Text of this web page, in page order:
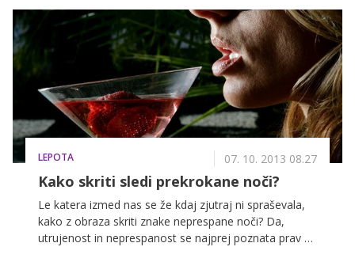
najbolj pomaga predirljiv in globok pogled, pri čemer
naj bi bile oči videti kar se da velike. No, ker pa vsaki
mati narava ni podarila tako opaznega čutila za vid, si
lahko do optično večjih oči pomagate s premišljenim
nanosom ličil. Ob tem je dobro vedeti, da so najbolj
'seksi' še vedno 'mačje oči', a jih nikar ne oblikujte s
preveč temnimi niansami senčil, saj so te znane po
svojem optičnem manjšanju ter oženju. Kako torej
optimalno naličiti obraz, če želimo poudariti oči?
LEPOTA 07. 10. 2013 08.27
Kako skriti sledi prekrokane noči?
Le katera izmed nas se že kdaj zjutraj ni spraševala,
kako z obraza skriti znake neprespane noči? Da,
utrujenost in neprespanost se najprej poznata prav na